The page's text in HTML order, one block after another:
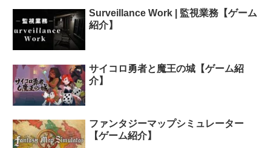
Surveillance Work | 監視業務【ゲーム
紹介】
サイコロ勇者と魔王の城【ゲーム紹
介】
ファンタジーマップシミュレーター
【ゲーム紹介】